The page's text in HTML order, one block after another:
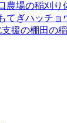
場の稲刈り
ぎハッチョ
援の棚田の稲